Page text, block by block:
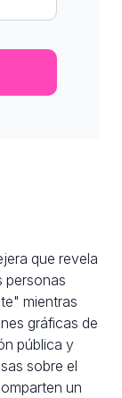
que revela
personas
mientras
gráficas de
pública y
sobre el
un